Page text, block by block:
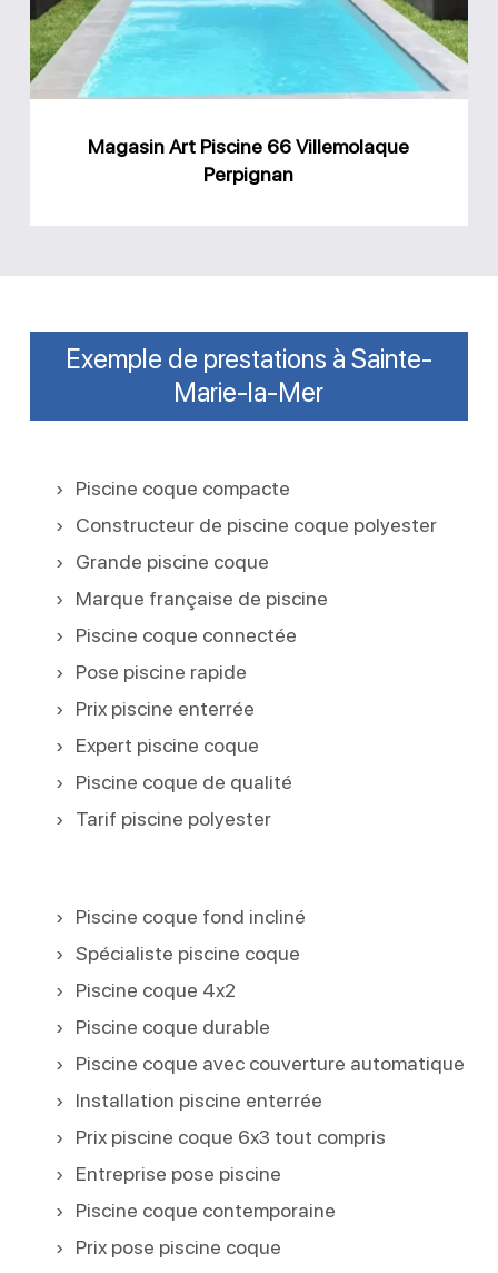
Villemolaque
Magasin Art Piscine 66 Villemolaque
Perpignan
Exemple de prestations à Sainte-
Marie-la-Mer
Piscine coque compacte
Constructeur de piscine coque polyester
Grande piscine coque
Marque française de piscine
Piscine coque connectée
Pose piscine rapide
Prix piscine enterrée
Expert piscine coque
Piscine coque de qualité
Tarif piscine polyester
Piscine coque fond incliné
Spécialiste piscine coque
Piscine coque 4x2
Piscine coque durable
Piscine coque avec couverture automatique
Installation piscine enterrée
Prix piscine coque 6x3 tout compris
Entreprise pose piscine
Piscine coque contemporaine
Prix pose piscine coque